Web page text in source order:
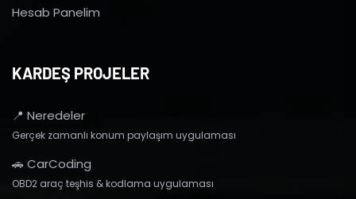
Hesab Panelim
KARDEŞ PROJELER
📍 Neredeler
Gerçek zamanlı konum paylaşım uygulaması
🚗 CarCoding
OBD2 araç teşhis & kodlama uygulaması